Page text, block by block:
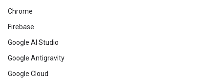
Chrome
Firebase
Google AI Studio
Google Antigravity
Google Cloud